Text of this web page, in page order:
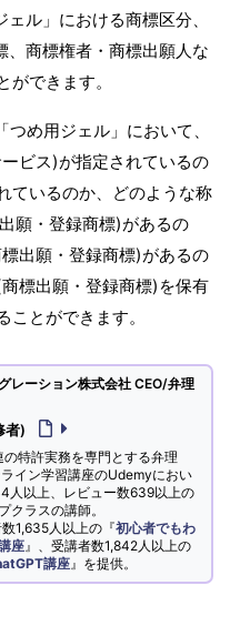
ル」における商標区分、
商標権者・商標出願人な
できます。
め用ジェル」において、
ビス)が指定されているの
ているのか、どのような称
願・登録商標)があるの
出願・登録商標)があるの
標出願・登録商標)を保有
とができます。
レーション株式会社 CEO/弁理
者)
特許実務を専門とする弁理
イン学習講座のUdemyにおい
人以上、レビュー数639以上の
クラスの講師。
1,635人以上の『初心者でもわ
座 』、受講者数1,842人以上の
講座 』を提供。